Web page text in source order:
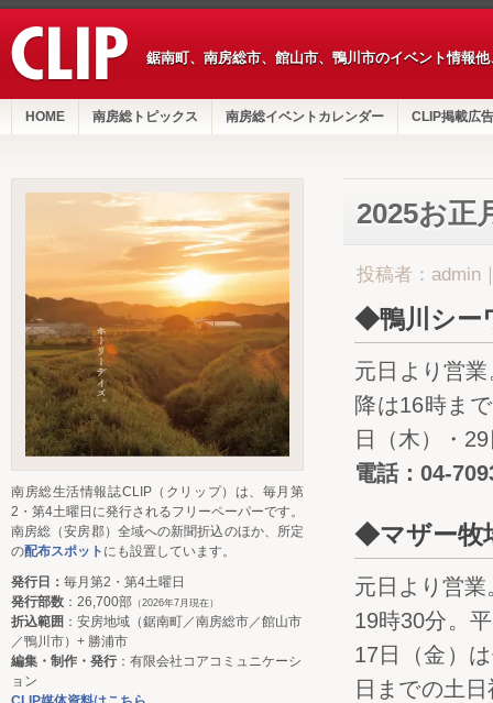
鋸南町、南房総市、館山市、鴨川市のイベント情報
HOME 南房総トピックス 南房総イベントカレンダー CLIP掲載広告
2025お正
投稿者：admin
◆鴨川シー
元日より営
降は16時ま
日（木）・
電話：04-
◆マザー牧
元日より営
19時30分。
17日（金）
日までの土
南房総生活情報誌CLIP（クリップ）は、毎月第
2・第4土曜日に発行されるフリーペーパーです。
南房総（安房郡）全域への新聞折込のほか、所定
の配布スポット にも設置しています。
発行日： 毎月第2・第4土曜日
発行部数 ：26,700部 （2026年7月現在）
折込範囲 ：安房地域（鋸南町／南房総市／館山市
／鴨川市）+ 勝浦市
編集・制作・発行：有限会社コアコミュニケーシ
ョン